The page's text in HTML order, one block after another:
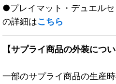
●プレイマット・デュエル
の詳細はこちら
【サプライ商品の外装につい
一部のサプライ商品の生産